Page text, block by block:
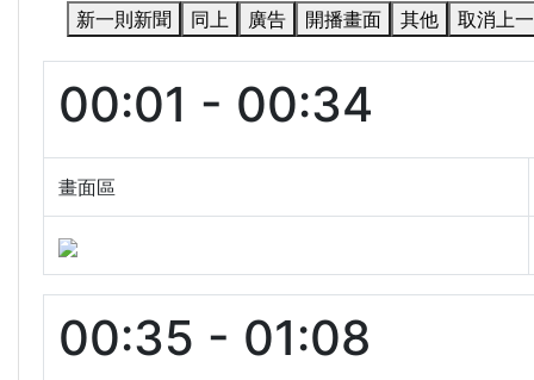
新一則新聞 同上 廣告 開播畫面 其他 取消上
00:01 - 00:34
畫面區
00:35 - 01:08